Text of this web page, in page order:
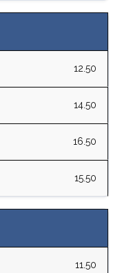
12.50
14.50
16.50
15.50
11.50